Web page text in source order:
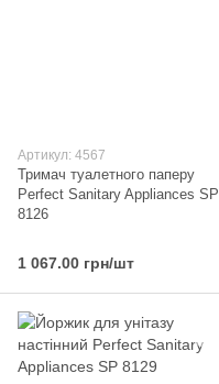
Артикул: 4567
Тримач туалетного паперу
Perfect Sanitary Appliances SP
8126
1 067.00 грн/шт